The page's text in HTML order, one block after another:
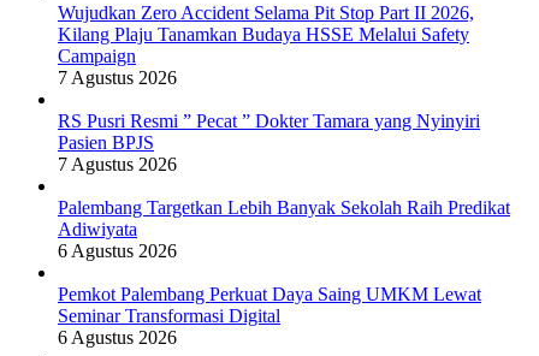
Wujudkan Zero Accident Selama Pit Stop Part II 2026,
Kilang Plaju Tanamkan Budaya HSSE Melalui Safety
Campaign
7 Agustus 2026
RS Pusri Resmi ” Pecat ” Dokter Tamara yang Nyinyiri
Pasien BPJS
7 Agustus 2026
Palembang Targetkan Lebih Banyak Sekolah Raih Predikat
Adiwiyata
6 Agustus 2026
Pemkot Palembang Perkuat Daya Saing UMKM Lewat
Seminar Transformasi Digital
6 Agustus 2026